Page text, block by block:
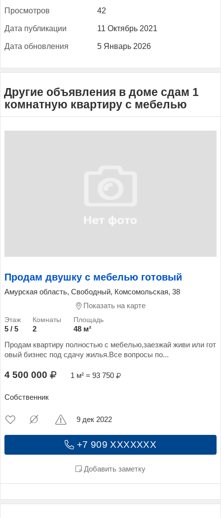
Прос­мотров 42
Да­та пуб­ли­кации 11 Октябрь 2021
Да­та об­новле­ния 5 Январь 2026
Другие объявления в доме сдам 1
комнатную квартиру с мебелью
Продам двушку с мебелью готовый
Амурская область, Свободный, Комсомольская, 38
Показать на карте
5 / 5 2
48 м²
Продам квартиру полностью с мебелью,заезжай живи или гот
овый бизнес под сдачу жилья.Все вопросы по...
4 500 000 1 м² = 93 750
Собственник
+7 909 XXXXXXX
Добавить заметку
9 дек 2022